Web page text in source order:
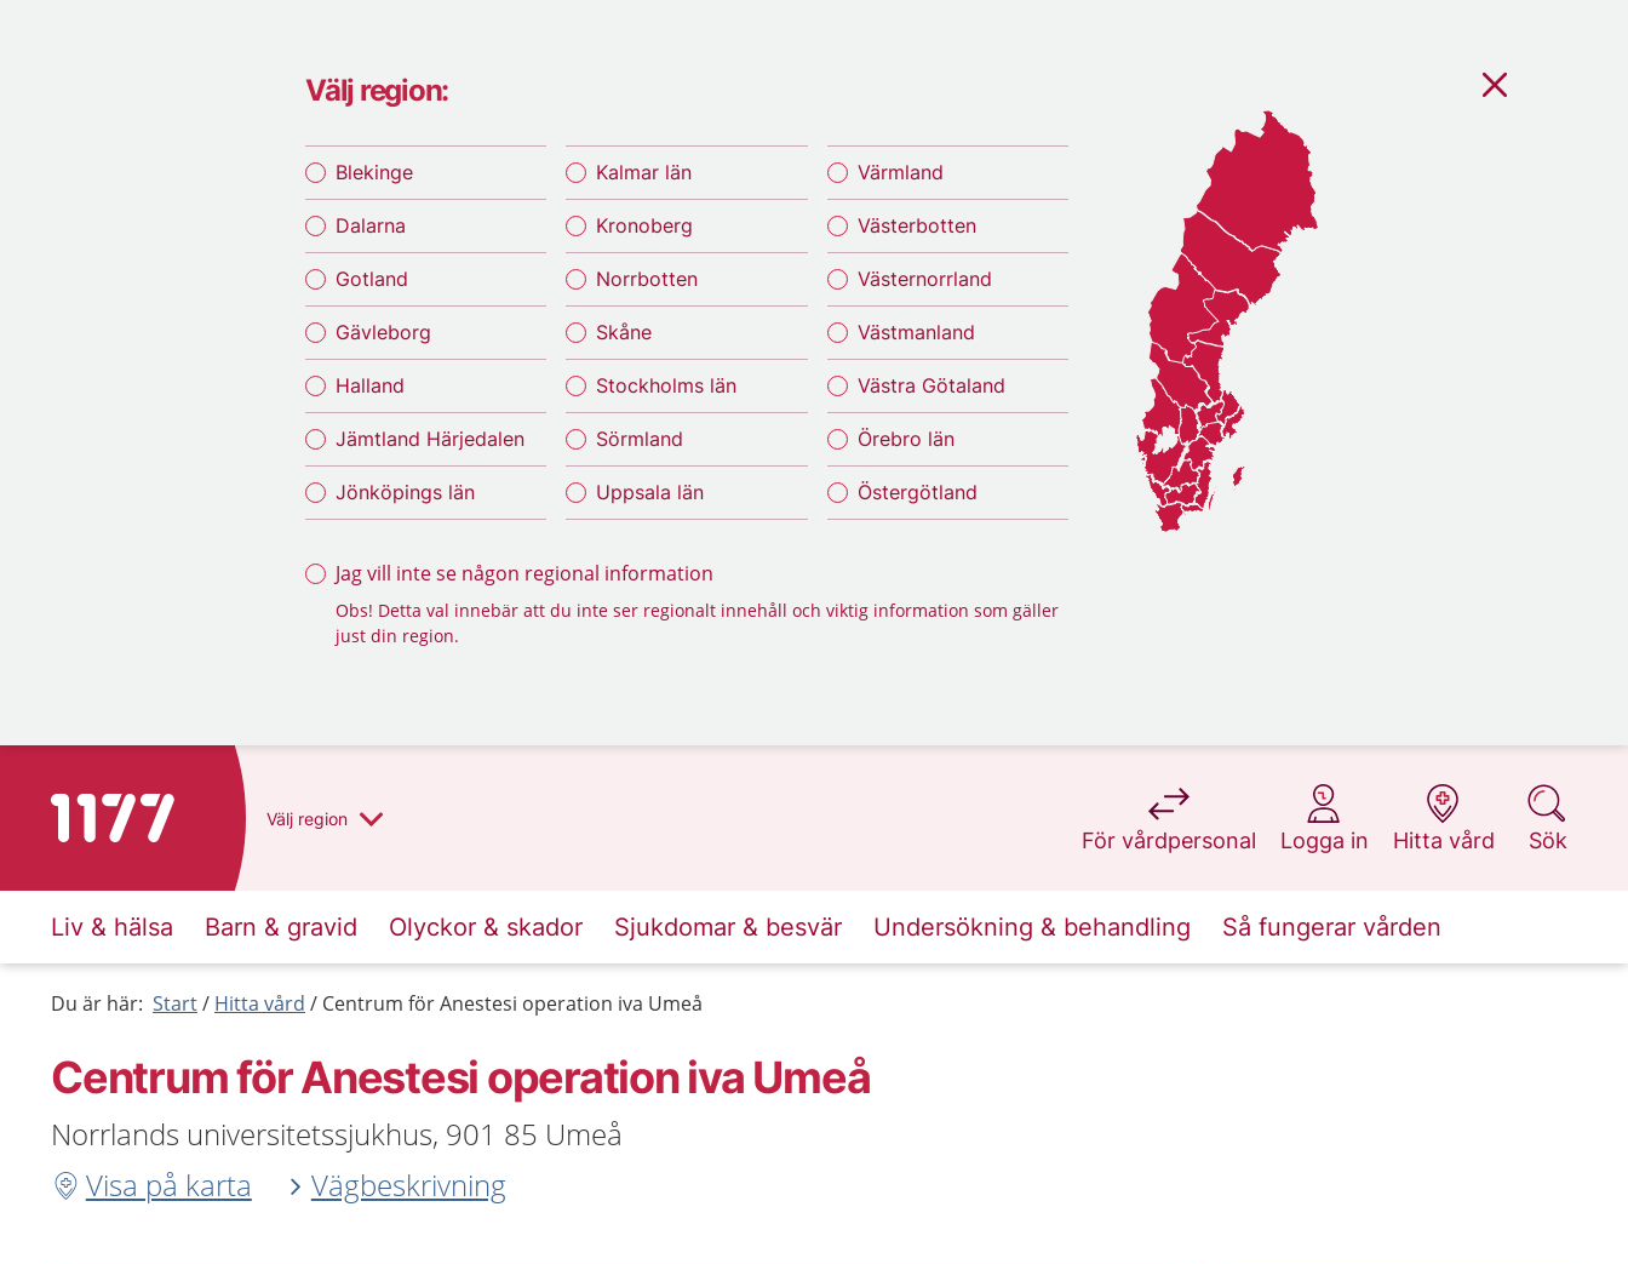
Välj region:
Blekinge
Dalarna
Gotland
Gävleborg
Halland
Jämtland Härjedalen
Jönköpings län
Kalmar län
Kronoberg
Norrbotten
Skåne
Stockholms län
Sörmland
Uppsala län
Värmland
Västerbotten
Västernorrland
Västmanland
Västra Götaland
Örebro län
Östergötland
Jag vill inte se någon regional information
Obs! Detta val innebär att du inte ser regionalt innehåll och viktig information som gäller
just din region.
Till startsidan för 1177 Välj region
För vårdpersonal
på 1177.se
Logga in
på 1177.se
Hitta vård
på 1177.se
Sök
på 1177.se
Liv & hälsa Barn & gravid Olyckor & skador Sjukdomar & besvär Undersökning & behandling Så fungerar vården
Du är här: Start Hitta vård Centrum för Anestesi operation iva Umeå
Centrum för Anestesi operation iva Umeå
Norrlands universitetssjukhus, 901 85 Umeå
Visa på karta
Vägbeskrivning